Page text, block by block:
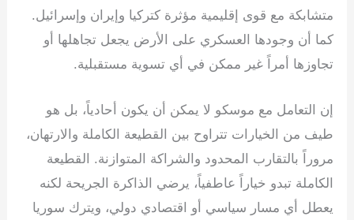
متشابكة مع قوى إقليمية مؤثرة كتركيا وإيران وإسرائيل.
كما أن وجودها العسكري على الأرض يجعل تجاهلها أو
تجاوزها أمراً غير ممكن في أي تسوية مستقبلية.
إن التعامل مع موسكو لا يمكن أن يكون أحادياً، بل هو
طيف من الخيارات تتراوح بين القطيعة الكاملة والارتهان،
مروراً بالتقارب المحدود والشراكة المتوازنة. القطيعة
الكاملة تبدو خياراً عاطفياً، يرضي الذاكرة الجريحة لكنه
يعطل أي مسار سياسي أو اقتصادي دولي، ويترك سوريا